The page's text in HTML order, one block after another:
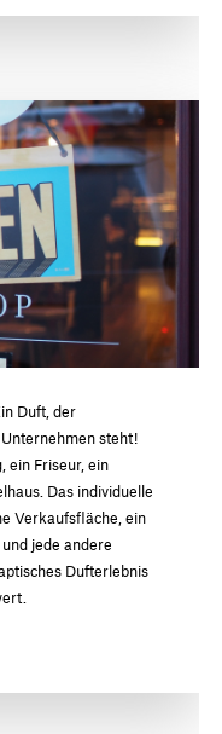
Duft, der
steht!
ein Friseur, ein
Das individuelle
Verkaufsfläche, ein
jede andere
Dufterlebnis